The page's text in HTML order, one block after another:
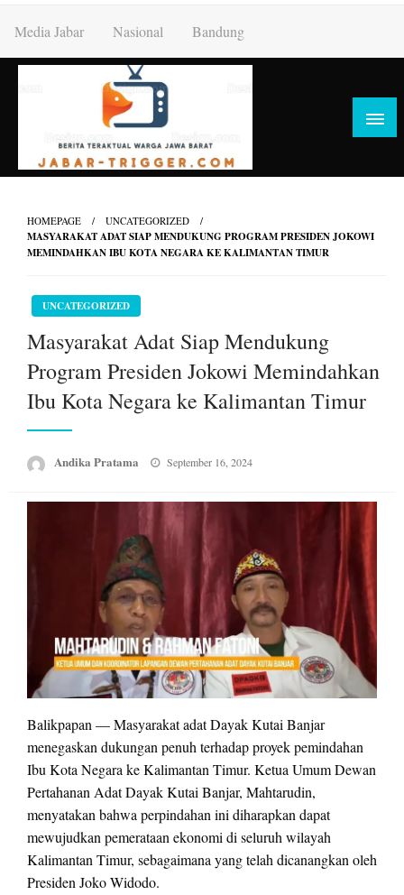
content
Media Jabar Nasional Bandung
HOMEPAGE UNCATEGORIZED
MASYARAKAT ADAT SIAP MENDUKUNG PROGRAM PRESIDEN JOKOWI
MEMINDAHKAN IBU KOTA NEGARA KE KALIMANTAN TIMUR
UNCATEGORIZED
Masyarakat Adat Siap Mendukung
Program Presiden Jokowi Memindahkan
Ibu Kota Negara ke Kalimantan Timur
Andika Pratama
Posted
September 16, 2024
Balikpapan — Masyarakat adat Dayak Kutai Banjar
menegaskan dukungan penuh terhadap proyek pemindahan
Ibu Kota Negara ke Kalimantan Timur. Ketua Umum Dewan
Pertahanan Adat Dayak Kutai Banjar, Mahtarudin,
menyatakan bahwa perpindahan ini diharapkan dapat
mewujudkan pemerataan ekonomi di seluruh wilayah
Kalimantan Timur, sebagaimana yang telah dicanangkan oleh
Presiden Joko Widodo.